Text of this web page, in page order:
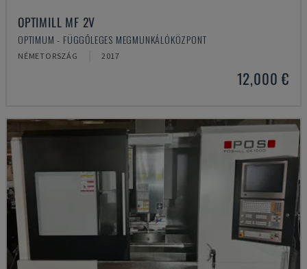
OPTIMILL MF 2V
OPTIMUM - FÜGGŐLEGES MEGMUNKÁLÓKÖZPONT
NÉMETORSZÁG 2017
12,000 €